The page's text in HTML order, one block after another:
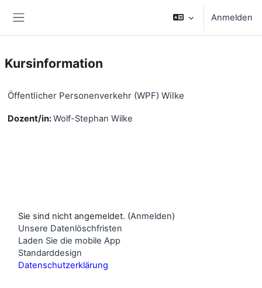
Anmelden
Kursinformation
Öffentlicher Personenverkehr (WPF) Wilke
Dozent/in:Wolf-Stephan Wilke
Sie sind nicht angemeldet. (Anmelden)
Unsere Datenlöschfristen
Laden Sie die mobile App
Standarddesign
Datenschutzerklärung